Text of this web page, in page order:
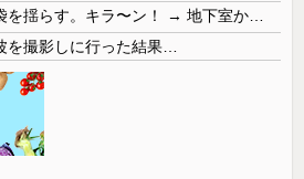
を撮影しに行った結果…